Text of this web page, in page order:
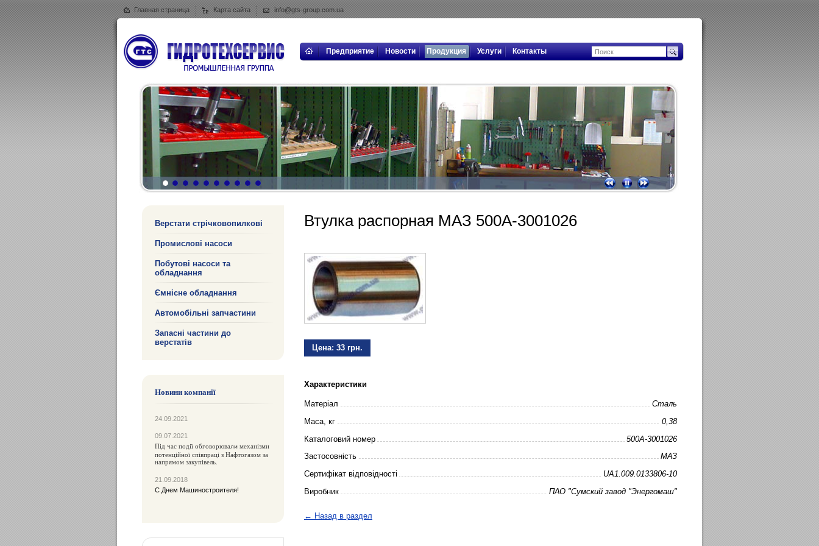
Главная страница Карта сайта info@gts-group.com.ua
Предприятие Новости Продукция Услуги Контакты
Верстати стрічковопилкові
Промислові насоси
Побутові насоси та
обладнання
Ємнісне обладнання
Автомобільні запчастини
Запасні частини до
верстатів
Новини компанії
24.09.2021
09.07.2021
Під час події обговорювали механізми
потенційної співпраці з Нафтогазом за
напрямом закупівель.
21.09.2018
С Днем Машиностроителя!
Втулка распорная МАЗ 500А-3001026
Цена: 33 грн.
Характеристики
Матеріал
Сталь
Маса, кг
0,38
Каталоговий номер
500А-3001026
Застосовність
МАЗ
Сертифікат відповідності
UA1.009.0133806-10
Виробник
ПАО "Сумский завод "Энергомаш"
← Назад в раздел